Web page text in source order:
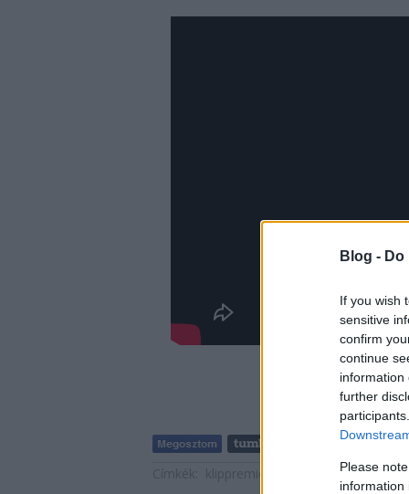
Blog -
If you wish
sensitive
confirm
continue
information
further
Please
information
Gwyn Strang